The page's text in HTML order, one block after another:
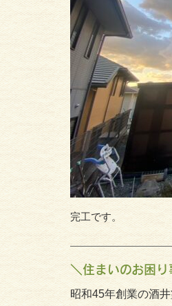
完工です。
＼住まいのお困
昭和45年創業の酒